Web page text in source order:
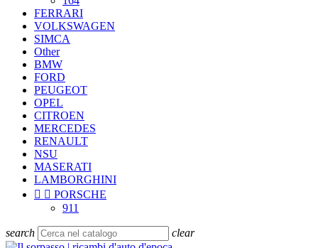
FERRARI
VOLKSWAGEN
SIMCA
Other
BMW
FORD
PEUGEOT
OPEL
CITROEN
MERCEDES
RENAULT
NSU
MASERATI
LAMBORGHINI
  PORSCHE
911
search clear